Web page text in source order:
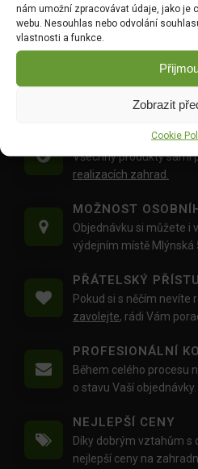
nám umožní zpracovávat údaje, jako je
webu. Nesouhlas nebo odvolání
vlastnosti a funkce.
Zobrazit
Cookie
DOPRAVA
Doprava objednávekod
30 Kg,je
OVĚŘENÉ
Všechny produkty sami
realizacích zahrad.
MOŽNOST
Objednávku si můžete i
výdejním místě Mlýnská
PŘÁTELSKÝ
Pokud si s něčím nevíte
zavolejte, rádi Vám
PROFESIONÁLNÍ
Během celého procesu
o stavu Vaší objednávky.
NEJLEPŠÍ CENY
Díky dobrým vztahům s
nejlepší ceny na